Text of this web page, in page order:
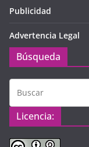
Publicidad
Advertencia Legal
Búsqueda
Licencia: